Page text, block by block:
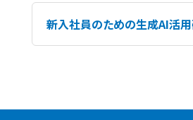
新入社員のための生成AI活